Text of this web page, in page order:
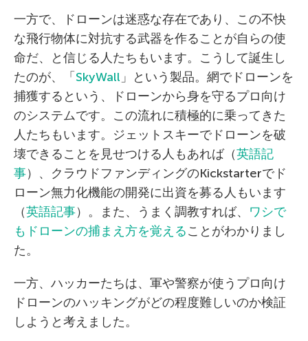
一方で、ドローンは迷惑な存在であり、この不快
な飛行物体に対抗する武器を作ることが自らの使
命だ、と信じる人たちもいます。こうして誕生し
たのが、「 SkyWall 」という製品。網でドローンを
捕獲するという、ドローンから身を守るプロ向け
のシステムです。この流れに積極的に乗ってきた
人たちもいます。ジェットスキーでドローンを破
壊できることを見せつける人もあれば（英語記
事）、クラウドファンディングのKickstarterでド
ローン無力化機能の開発に出資を募る人もいます
（英語記事）。また、うまく調教すれば、 ワシで
もドローンの捕まえ方を覚えることがわかりまし
た。
一方、ハッカーたちは、軍や警察が使うプロ向け
ドローンのハッキングがどの程度難しいのか検証
しようと考えました。